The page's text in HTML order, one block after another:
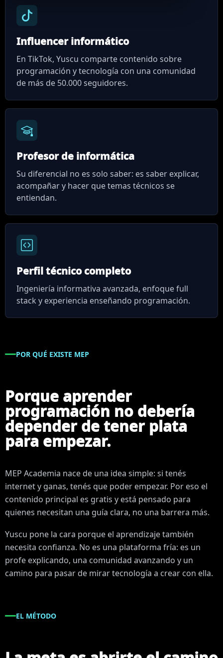
Influencer informático
En TikTok, Yuscu comparte contenido sobre
programación y tecnología con una comunidad
de más de 50.000 seguidores.
Profesor de informática
Su diferencial no es solo saber: es saber explicar,
acompañar y hacer que temas técnicos se
entiendan.
Perfil técnico completo
Ingeniería informativa avanzada, enfoque full
stack y experiencia enseñando programación.
POR QUÉ EXISTE MEP
Porque aprender
programación no debería
depender de tener plata
para empezar.
MEP Academia nace de una idea simple: si tenés
internet y ganas, tenés que poder empezar. Por eso el
contenido principal es gratis y está pensado para
quienes necesitan una guía clara, no una barrera más.
Yuscu pone la cara porque el aprendizaje también
necesita confianza. No es una plataforma fría: es un
profe explicando, una comunidad avanzando y un
camino para pasar de mirar tecnología a crear con ella.
EL MÉTODO